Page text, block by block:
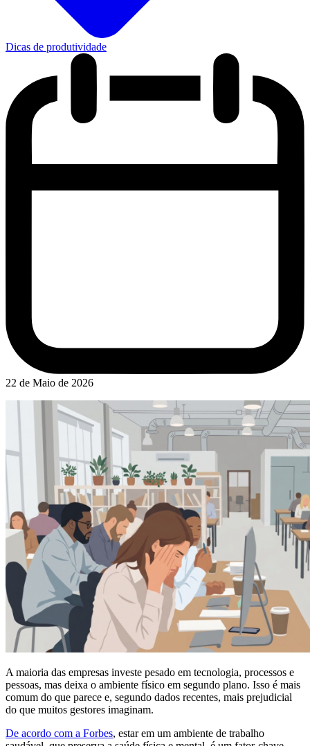
Dicas de produtividade
22 de Maio de 2026
A maioria das empresas investe pesado em tecnologia, processos e
pessoas, mas deixa o ambiente físico em segundo plano. Isso é mais
comum do que parece e, segundo dados recentes, mais prejudicial
do que muitos gestores imaginam.
De acordo com a Forbes, estar em um ambiente de trabalho